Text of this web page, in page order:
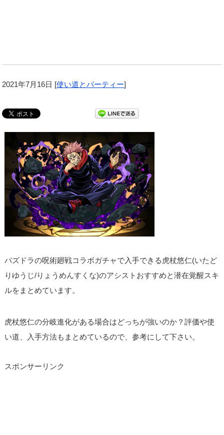
2021年7月16日 [使い道とパーティー]
パズドラの呪術廻戦コラボガチャで入手できる虎杖悠仁(いたど
りゆうじ/りょうめんすくな)のアシストおすすめと潜在覚醒スキ
ルをまとめています。
虎杖悠仁の分岐進化がある場合はどっちが強いのか？評価や使
い道、入手方法もまとめているので、参考にして下さい。
スポンサーリンク